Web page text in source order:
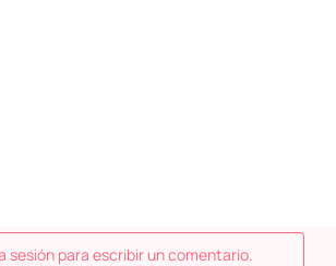
sesión para escribir un comentario.